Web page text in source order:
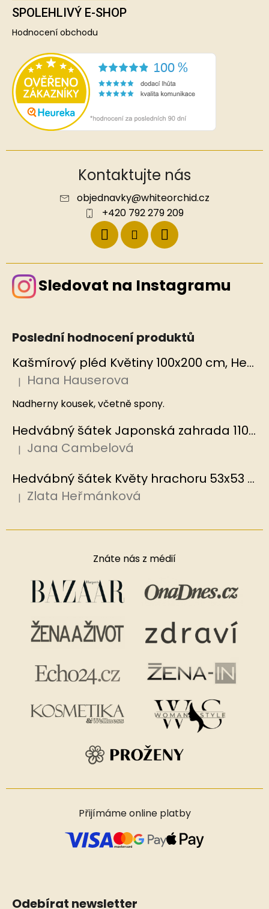
SPOLEHLIVÝ E-SHOP
Hodnocení obchodu
Kontaktujte nás
objednavky@whiteorchid.cz
+420 792 279 209
Sledovat na Instagramu
Poslední hodnocení produktů
Kašmírový pléd Květiny 100x200 cm, Hedvábný svět
Hodnocení produktu je 5 z 5 hvězdiček.
| Hana Hauserova
Nadherny kousek, včetně spony.
Hedvábný šátek Japonská zahrada 110x110 cm v dárkovém balení, HEDVÁBNÝ SVĚT
Hodnocení produktu je 5 z 5 hvězdiček.
| Jana Cambelová
Hedvábný šátek Květy hrachoru 53x53 cm v dárkovém balení, HEDVÁBNÝ SVĚT
Hodnocení produktu je 5 z 5 hvězdiček.
| Zlata Heřmánková
Znáte nás z médií
Přijímáme online platby
Odebírat newsletter